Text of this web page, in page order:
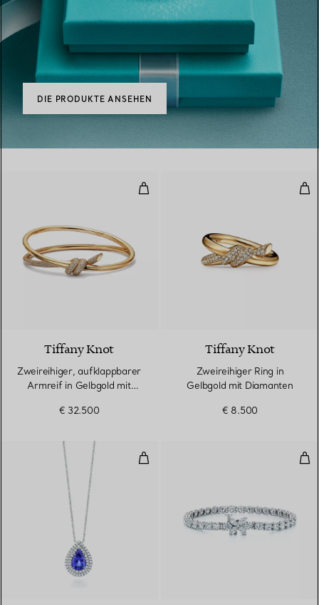
DIE PRODUKTE ANSEHEN
Zweireihiger, aufklappbarer
Tiffany Knot
Zweireihiger, aufklappbarer
Armreif in Gelbgold mit
€ 32.500
Tiffany Knot
Zweireihiger Ring in
Gelbgold mit Diamanten
€ 8.500
Anhänger in Platin mit einem